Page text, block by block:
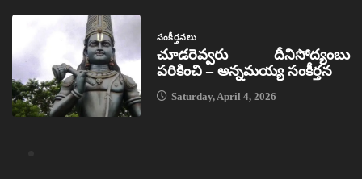
సంకీర్తనలు
చూడరెవ్వరు దీనిసోద్యంబు
పరికించి – అన్నమయ్య సంకీర్తన
Saturday, April 4, 2026